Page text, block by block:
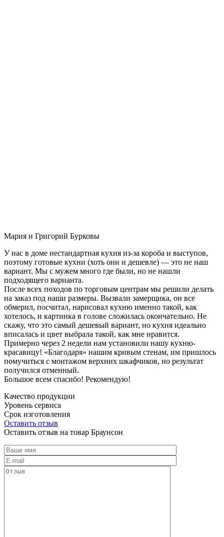
Мария и Григорий Бурковы
У нас в доме нестандартная кухня из-за короба и выступов,
поэтому готовые кухни (хоть они и дешевле) — это не наш
вариант. Мы с мужем много где были, но не нашли
подходящего варианта.
После всех походов по торговым центрам мы решили делать
на заказ под наши размеры. Вызвали замерщика, он все
обмерил, посчитал, нарисовал кухню именно такой, как
хотелось, и картинка в голове сложилась окончательно. Не
скажу, что это самый дешевый вариант, но кухня идеально
вписалась и цвет выбрала такой, как мне нравится.
Примерно через 2 недели нам установили нашу кухню-
красавицу! «Благодаря» нашим кривым стенам, им пришлось
помучиться с монтажом верхних шкафчиков, но результат
получился отменный.
Большое всем спасибо! Рекомендую!
Качество продукции
Уровень сервиса
Срок изготовления
Оставить отзыв
Оставить отзыв на товар Браунсон